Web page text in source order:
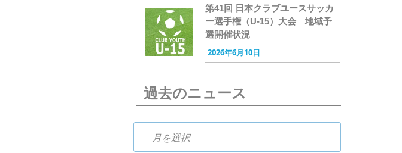
第41回 日本クラブユースサッカ
ー選手権（U-15）大会 地域予
選開催状況
2026年6月10日
過去のニュース